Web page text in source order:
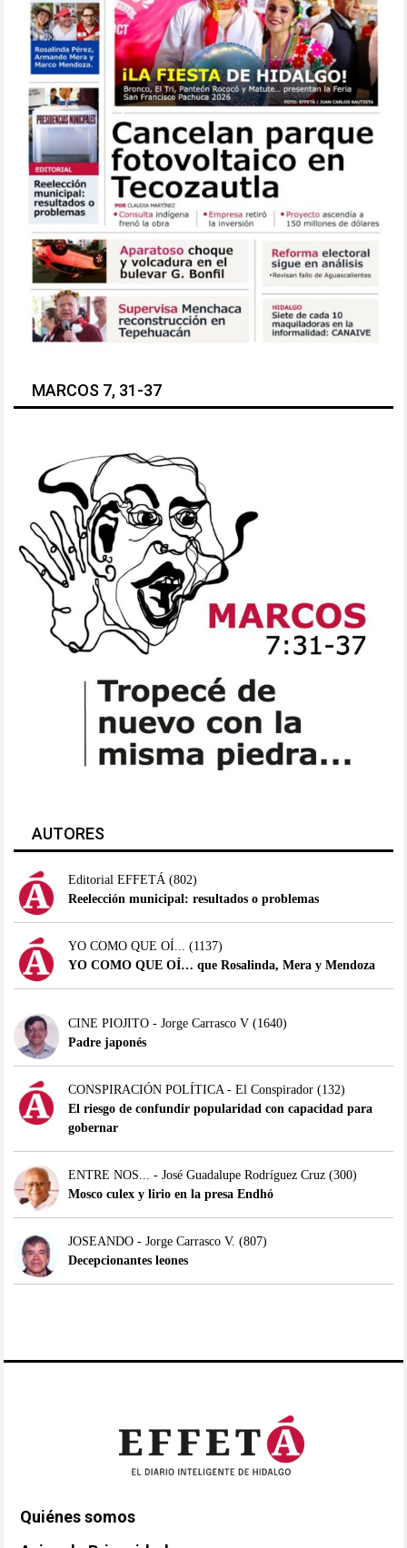
MARCOS 7, 31-37
AUTORES
Editorial EFFETÁ(802)
Reelección municipal: resultados o problemas
YO COMO QUE OÍ... (1137)
YO COMO QUE OÍ… que Rosalinda, Mera y Mendoza
CINE PIOJITO - Jorge Carrasco V(1640)
Padre japonés
CONSPIRACIÓN POLÍTICA - El Conspirador(132)
El riesgo de confundir popularidad con capacidad para
gobernar
ENTRE NOS... - José Guadalupe Rodríguez Cruz(300)
Mosco culex y lirio en la presa Endhó
JOSEANDO - Jorge Carrasco V. (807)
Decepcionantes leones
Quiénes somos